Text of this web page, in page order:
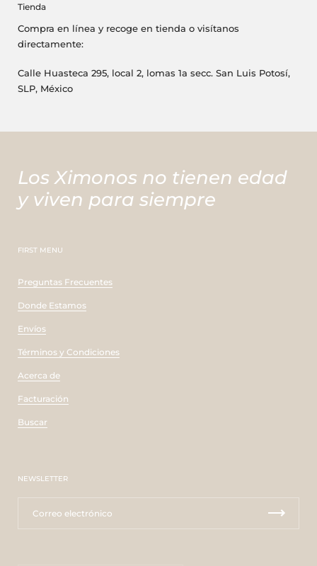
Tienda
Compra en línea y recoge en tienda o visítanos
directamente:
Calle Huasteca 295, local 2, lomas 1a secc. San Luis Potosí,
SLP, México
Los Ximonos no tienen edad
y viven para siempre
FIRST MENU
Preguntas Frecuentes
Donde Estamos
Envíos
Términos y Condiciones
Acerca de
Facturación
Buscar
NEWSLETTER